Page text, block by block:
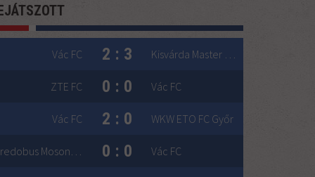
Vác FC 2 : 3 Kisvárda Master Good
ZTE FC 0 : 0 Vác FC
Vác FC 2 : 0 WKW ETO FC Győr
Credobus Mosonmagyaróvári TE 1904 0 : 0 Vác FC